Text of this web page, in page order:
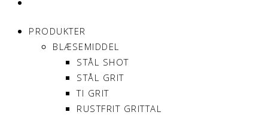
PRODUKTER
BLÆSEMIDDEL
STÅL SHOT
STÅL GRIT
TI GRIT
RUSTFRIT GRITTAL